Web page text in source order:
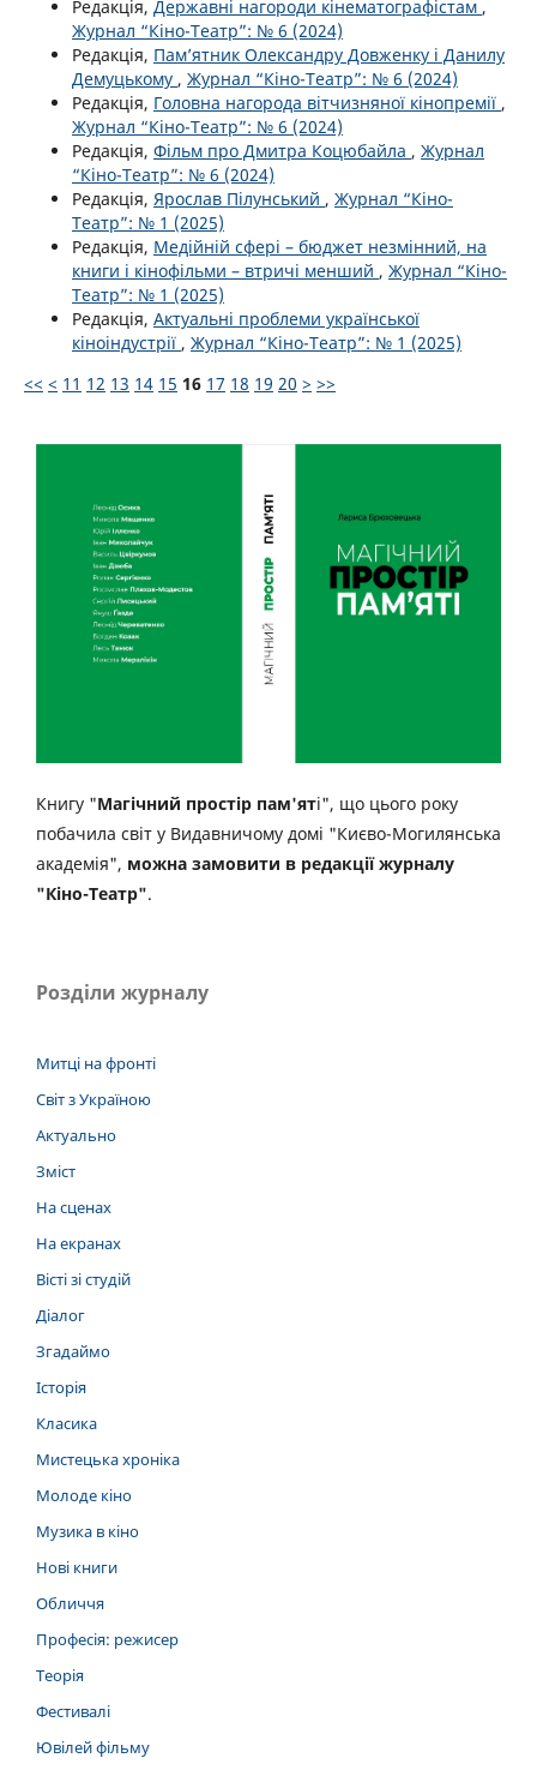
Редакція, Державні нагороди кінематографістам ,
Журнал “Кіно-Театр”: № 6 (2024)
Редакція, Пам’ятник Олександру Довженку і Данилу
Демуцькому , Журнал “Кіно-Театр”: № 6 (2024)
Редакція, Головна нагорода вітчизняної кінопремії ,
Журнал “Кіно-Театр”: № 6 (2024)
Редакція, Фільм про Дмитра Коцюбайла , Журнал
“Кіно-Театр”: № 6 (2024)
Редакція, Ярослав Пілунський , Журнал “Кіно-
Театр”: № 1 (2025)
Редакція, Медійній сфері – бюджет незмінний, на
книги і кінофільми – втричі менший , Журнал “Кіно-
Театр”: № 1 (2025)
Редакція, Актуальні проблеми української
кіноіндустрії , Журнал “Кіно-Театр”: № 1 (2025)
<< < 11 12 13 14 15 16 17 18 19 20 > >>
Книгу "Магічний простір пам'яті", що цього року
побачила світ у Видавничому домі "Києво-Могилянська
академія", можна замовити в редакції журналу
"Кіно-Театр".
Розділи журналу
Митці на фронті
Світ з Україною
Актуально
Зміст
На сценах
На екранах
Вісті зі студій
Діалог
Згадаймо
Історія
Класика
Мистецька хроніка
Молоде кіно
Музика в кіно
Нові книги
Обличчя
Професія: режисер
Теорія
Фестивалі
Ювілей фільму